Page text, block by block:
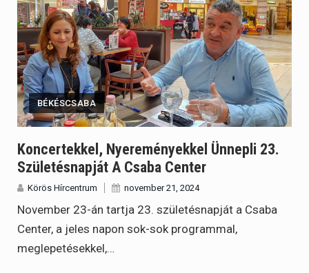
BÉKÉSCSABA
Koncertekkel, Nyereményekkel Ünnepli 23.
Születésnapját A Csaba Center
Körös Hírcentrum november 21, 2024
November 23-án tartja 23. születésnapját a Csaba
Center, a jeles napon sok-sok programmal,
meglepetésekkel,…